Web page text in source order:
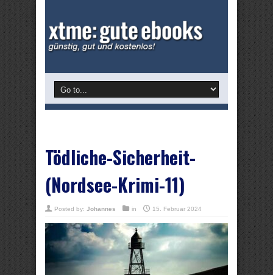
Tödliche-Sicherheit-
(Nordsee-Krimi-11)
Posted by: Johannes in 15. Februar 2024